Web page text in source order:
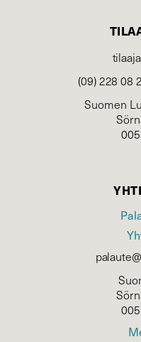
(09) 228 08
Suomen